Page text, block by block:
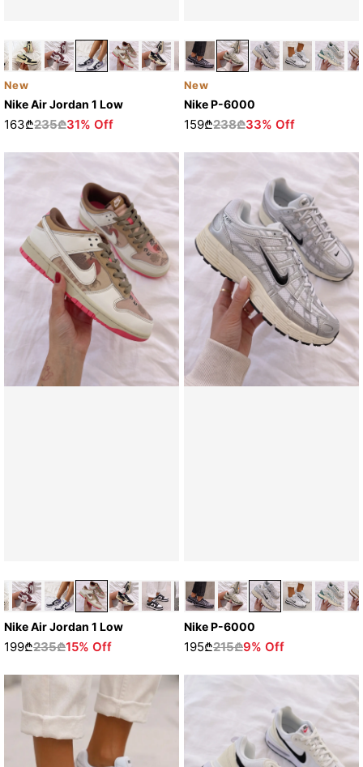
New
Nike Air Jordan 1 Low
163₾235₾31% Off
New
Nike P-6000
159₾238₾33% Off
Nike Air Jordan 1 Low
199₾235₾15% Off
Nike P-6000
195₾215₾9% Off